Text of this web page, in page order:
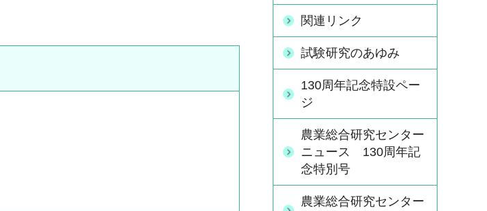
関連リンク
試験研究のあゆみ
130周年記念特設ペー
ジ
農業総合研究センター
ニュース 130周年記
念特別号
農業総合研究センター